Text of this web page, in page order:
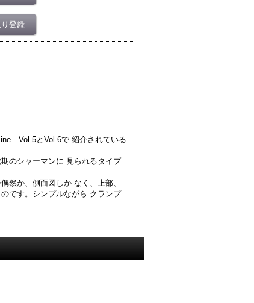
登録
Vol.5とVol.6で 紹介されている
のシャーマンに 見られるタイプ
然か、側面図しか なく、上部、
です。シンプルながら クランプ